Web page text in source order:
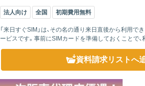
法人向け 全国 初期費用無料
「来日すぐSIM」は、その名の通り来日直後から利用で
ービスです。事前にSIMカードを準備しておくことで
話番号を利用できるようになります。職場との連絡や
資料請求リストへ